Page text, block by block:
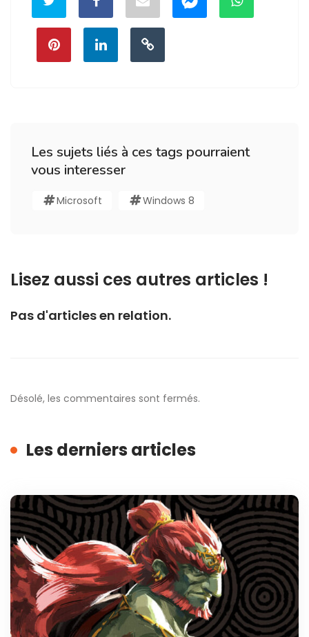
Les sujets liés à ces tags pourraient
vous interesser
Microsoft Windows 8
Lisez aussi ces autres articles !
Pas d'articles en relation.
Désolé, les commentaires sont fermés.
Les derniers articles